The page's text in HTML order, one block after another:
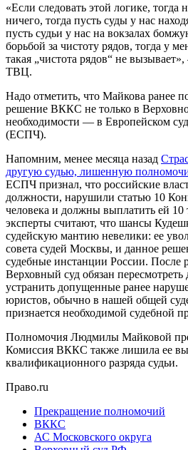
«Если следовать этой логике, тогда
ничего, тогда пусть суды у нас
пусть судьи у нас на вокзалах
борьбой за чистоту рядов, тогда у
такая „чистота рядов“ не
ТВЦ.
Надо отметить, что Майкова ранее
решение ВККС не только в
необходимости — в Европейском
(ЕСПЧ).
Напомним, менее месяца назад
другую судью, лишенную
ЕСПЧ признал, что российские
должности, нарушили статью 10
человека и должны выплатить ей 10
эксперты считают, что шансы
судейскую мантию невелики: ее
совета судей Москвы, и данное
судебные инстанции России.
Верховный суд обязан
устранить допущенные ранее
юристов, обычно в нашей общей
признается необходимой судебной
Полномочия Людмилы Майковой
Комиссия ВККС также лишила ее
квалификационного разряда судьи.
Право.ru
Прекращение полномочий
ВККС
АС Московского округа